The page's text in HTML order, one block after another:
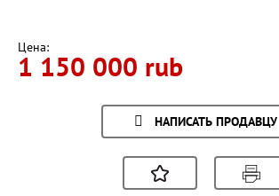
Цена:
1 150 000 rub
НАПИСАТЬ ПРОДАВЦУ